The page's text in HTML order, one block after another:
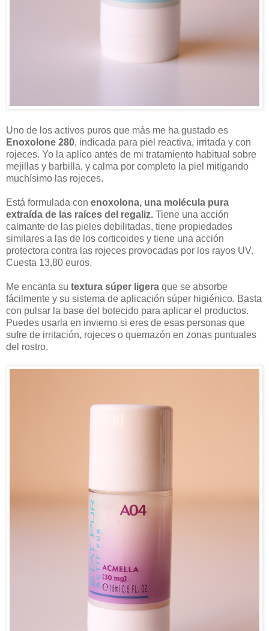
Uno de los activos puros que más me ha gustado es
Enoxolone 280, indicada para piel reactiva, irritada y con
rojeces. Yo la aplico antes de mi tratamiento habitual sobre
mejillas y barbilla, y calma por completo la piel mitigando
muchísimo las rojeces.
Está formulada con enoxolona, una molécula pura
extraída de las raíces del regaliz. Tiene una acción
calmante de las pieles debilitadas, tiene propiedades
similares a las de los corticoides y tiene una acción
protectora contra las rojeces provocadas por los rayos UV.
Cuesta 13,80 euros.
Me encanta su textura súper ligera que se absorbe
fácilmente y su sistema de aplicación súper higiénico. Basta
con pulsar la base del botecido para aplicar el productos.
Puedes usarla en invierno si eres de esas personas que
sufre de irritación, rojeces o quemazón en zonas puntuales
del rostro.